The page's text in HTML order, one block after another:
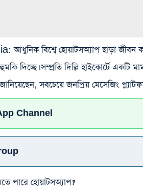
বিশ্বে হোয়াটসঅ্যাপ ছাড়া জীবন
দিচ্ছে। সম্প্রতি দিল্লি হাইকোর্টে একটি
সবচেয়ে জনপ্রিয় মেসেজিং
Channel
পারে হোয়াটসঅ্যাপ?